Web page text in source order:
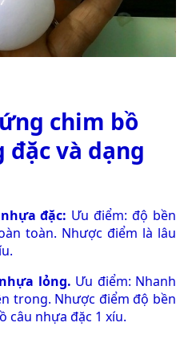
chim bồ
đặc và dạng
đặc: Ưu điểm: độ bền
toàn. Nhược điểm là lâu
lỏng. Ưu điểm: Nhanh
trong. Nhược điểm độ bền
câu nhựa đặc 1 xíu.